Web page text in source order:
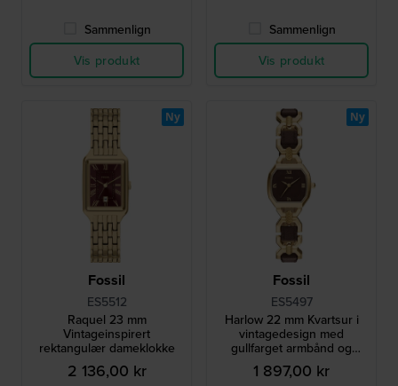
Sammenlign
Vis produkt
Sammenlign
Vis produkt
Fossil
ES5512
Raquel 23 mm
Vintageinspirert
rektangulær dameklokke
2 136,00 kr
Ny
Fossil
ES5497
Harlow 22 mm Kvartsur i
vintagedesign med
gullfarget armbånd og
åttekantet urkasse
1 897,00 kr
Ny